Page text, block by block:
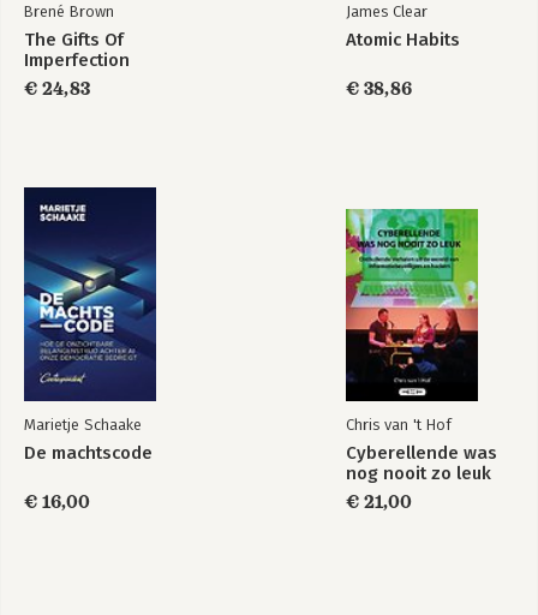
De Assessment
Alles over
Brené Brown
The Gifts Of
Imperfection
€ 24,83
James Clear
Atomic Habits
€ 38,86
Marietje Schaake
De machtscode
€ 16,00
Chris van 't Hof
Cyberellende was
nog nooit zo leuk
€ 21,00